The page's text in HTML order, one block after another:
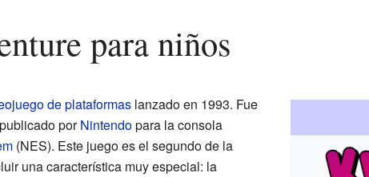
para niños
de plataformaslanzado en 1993. Fue
porNintendopara la consola
(NES). Este juego es el segundo de la
una característica muy especial: la